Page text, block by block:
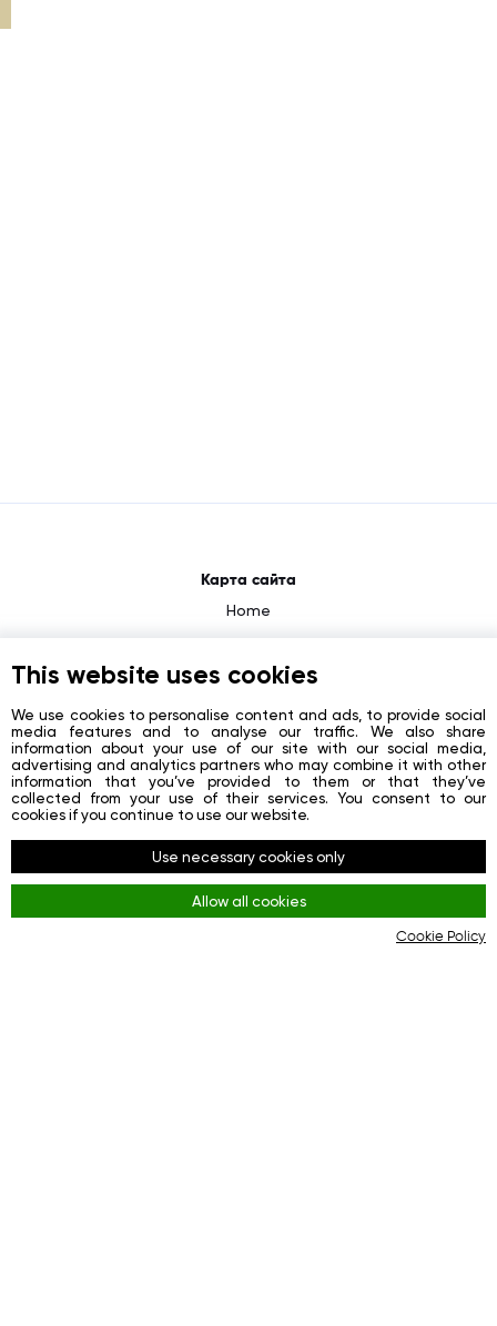
Карта сайта
Home
News
Contacts
Registration
Login
Facebook
This website uses cookies
We use cookies to personalise content and ads, to provide social
media features and to analyse our traffic. We also share
information about your use of our site with our social media,
advertising and analytics partners who may combine it with other
information that you’ve provided to them or that they’ve
collected from your use of their services. You consent to our
cookies if you continue to use our website.
Use necessary cookies only
Allow all cookies
Cookie Policy